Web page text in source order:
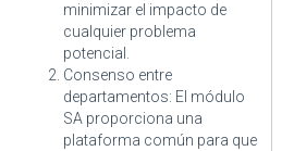
minimizar el impacto de
cualquier problema
potencial.
Consenso entre
departamentos: El módulo
SA proporciona una
plataforma común para que